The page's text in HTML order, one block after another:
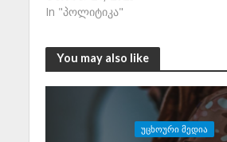
In "პოლიტიკა"
You may also like
ᲣᲪᲮᲝᲣᲠᲘ ᲛᲔᲓᲘᲐ